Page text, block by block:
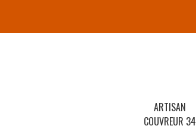
ARTISAN
COUVREUR 34